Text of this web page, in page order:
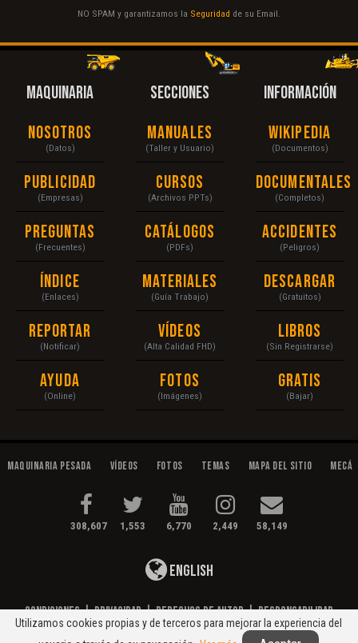
NO SPAM y garantizamos la Seguridad de su Email.
MAQUINARIA
Nosotros
(Datos)
Publicidad
(Empresas)
Preguntas
(Frecuentes)
Índice
(Enlaces)
Reportar
(Notificar)
Ayuda
(Online)
SECCIONES
Manuales
(Taller y Usuario)
Cursos
(Archivos PPTs)
Catálogos
(PDFs)
Materiales
(Guía Trabajo)
Vídeos
(Alta Calidad FHD)
Fotos
(Imágenes)
INFORMACIÓN
Wikipedia
(Documentos)
Documentales
(Completos)
Accidentes
(Peligros)
Descargar
(Gratuitos)
Libros
(Sin Registrarse)
Gratis
(Bajar)
Maquinaria Pesada Vídeos Fotos Temas Mapa del Sitio
308,607 1,553 6,770 2,449 58,149
English
Condiciones|Privacidad|Derechos de Autor|Responsabilidad
© 2020 Maquinaria Pesada. Operación, Mecánica, Mantenimiento...
Utilizamos cookies propias y de terceros para mejorar la experiencia del